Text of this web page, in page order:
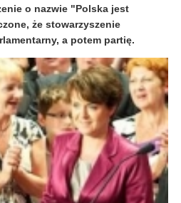
o nazwie "Polska jest
że stowarzyszenie
a potem partię.